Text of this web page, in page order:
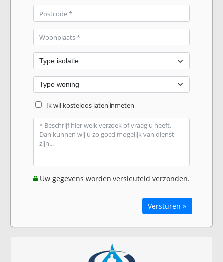
Ik wil kosteloos laten inmeten
Uw gegevens worden versleuteld verzonden.
Versturen »